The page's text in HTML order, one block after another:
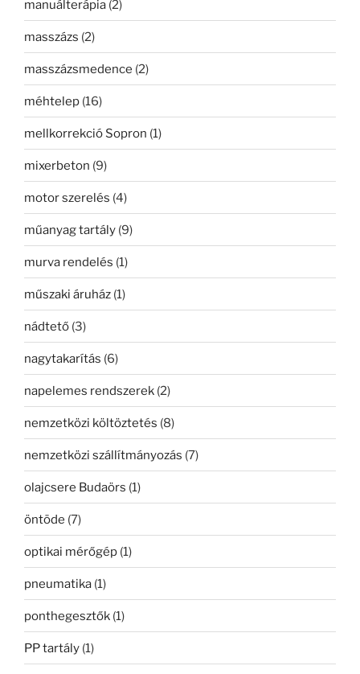
manuálterápia (2)
masszázs (2)
masszázsmedence (2)
méhtelep (16)
mellkorrekció Sopron (1)
mixerbeton (9)
motor szerelés (4)
műanyag tartály (9)
murva rendelés (1)
műszaki áruház (1)
nádtető (3)
nagytakarítás (6)
napelemes rendszerek (2)
nemzetközi költöztetés (8)
nemzetközi szállítmányozás (7)
olajcsere Budaörs (1)
öntöde (7)
optikai mérőgép (1)
pneumatika (1)
ponthegesztők (1)
PP tartály (1)